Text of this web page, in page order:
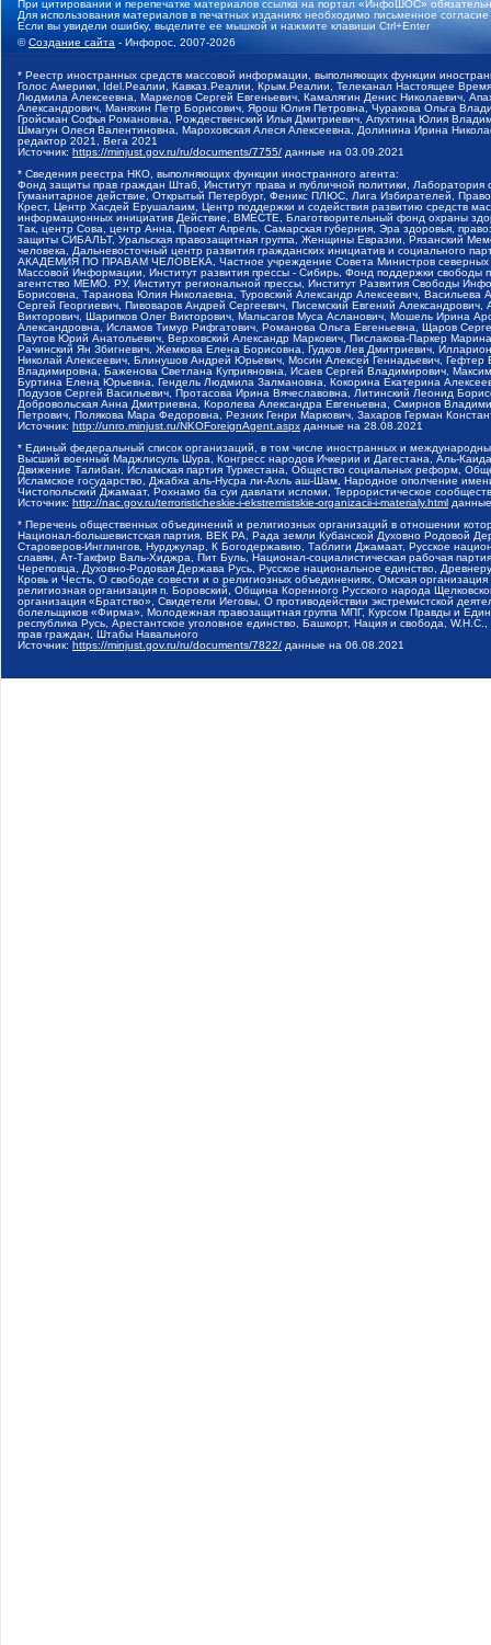
При цитировании и перепечатке материалов ссылка на портал «ИнфоШОС»
Для использования материалов в печатных изданиях необходимо письменное
Если вы увидели ошибку, выделите ее мышкой и нажмите клавиши Ctrl+Enter
©Создание сайта - Инфорос, 2007-2026
* Реестр иностранных средств массовой информации, выполняющих функции
Голос Америки, Idel.Реалии, Кавказ.Реалии, Крым.Реалии, Телеканал Настоящее
Людмила Алексеевна, Маркелов Сергей Евгеньевич, Камалягин Денис Николаевич,
Александрович, Маняхин Петр Борисович, Ярош Юлия Петровна, Чуракова Ольга
Гройсман Софья Романовна, Рождественский Илья Дмитриевич, Апухтина Юлия
Шмагун Олеся Валентиновна, Мароховская Алеся Алексеевна, Долинина Ирина
редактор 2021, Вега 2021
Источник: https://minjust.gov.ru/ru/documents/7755/ данные на 03.09.2021
* Сведения реестра НКО, выполняющих функции иностранного агента:
Фонд защиты прав граждан Штаб, Институт права и публичной политики,
Гуманитарное действие, Открытый Петербург, Феникс ПЛЮС, Лига Избирателей,
Крест, Центр Хасдей Ерушалаим, Центр поддержки и содействия развитию средств
информационных инициатив Действие, ВМЕСТЕ, Благотворительный фонд охраны
Так, центр Сова, центр Анна, Проект Апрель, Самарская губерния, Эра здоровья,
защиты СИБАЛЬТ, Уральская правозащитная группа, Женщины Евразии, Рязанский
человека, Дальневосточный центр развития гражданских инициатив и социального
АКАДЕМИЯ ПО ПРАВАМ ЧЕЛОВЕКА, Частное учреждение Совета Министров северных
Массовой Информации, Институт развития прессы - Сибирь, Фонд поддержки
агентство МЕМО. РУ, Институт региональной прессы, Институт Развития Свободы
Борисовна, Таранова Юлия Николаевна, Туровский Александр Алексеевич,
Сергей Георгиевич, Пивоваров Андрей Сергеевич, Писемский Евгений
Викторович, Шарипков Олег Викторович, Мальсагов Муса Асланович, Мошель Ирина
Александровна, Исламов Тимур Рифгатович, Романова Ольга Евгеньевна, Щаров
Паутов Юрий Анатольевич, Верховский Александр Маркович, Пислакова-Паркер
Рачинский Ян Збигневич, Жемкова Елена Борисовна, Гудков Лев Дмитриевич,
Николай Алексеевич, Блинушов Андрей Юрьевич, Мосин Алексей Геннадьевич,
Владимировна, Баженова Светлана Куприяновна, Исаев Сергей Владимирович,
Буртина Елена Юрьевна, Гендель Людмила Залмановна, Кокорина Екатерина
Подузов Сергей Васильевич, Протасова Ирина Вячеславовна, Литинский Леонид
Добровольская Анна Дмитриевна, Королева Александра Евгеньевна, Смирнов
Петрович, Полякова Мара Федоровна, Резник Генри Маркович, Захаров Герман
Источник: http://unro.minjust.ru/NKOForeignAgent.aspx данные на 28.08.2021
* Единый федеральный список организаций, в том числе иностранных и
Высший военный Маджлисуль Шура, Конгресс народов Ичкерии и Дагестана, Аль-
Движение Талибан, Исламская партия Туркестана, Общество социальных реформ,
Исламское государство, Джабха аль-Нусра ли-Ахль аш-Шам, Народное ополчение
Чистопольский Джамаат, Рохнамо ба суи давлати исломи, Террористическое
Источник: http://nac.gov.ru/terroristicheskie-i-ekstremistskie-organizacii-i-materialy.html
* Перечень общественных объединений и религиозных организаций в отношении
Национал-большевистская партия, ВЕК РА, Рада земли Кубанской Духовно Родовой
Староверов-Инглингов, Нурджулар, К Богодержавию, Таблиги Джамаат, Русское
славян, Ат-Такфир Валь-Хиджра, Пит Буль, Национал-социалистическая рабочая
Череповца, Духовно-Родовая Держава Русь, Русское национальное единство,
Кровь и Честь, О свободе совести и о религиозных объединениях, Омская
религиозная организация п. Боровский, Община Коренного Русского народа
организация «Братство», Свидетели Иеговы, О противодействии экстремистской
болельщиков «Фирма», Молодежная правозащитная группа МПГ, Курсом Правды и
республика Русь, Арестантское уголовное единство, Башкорт, Нация и свобода,
прав граждан, Штабы Навального
Источник: https://minjust.gov.ru/ru/documents/7822/ данные на 06.08.2021